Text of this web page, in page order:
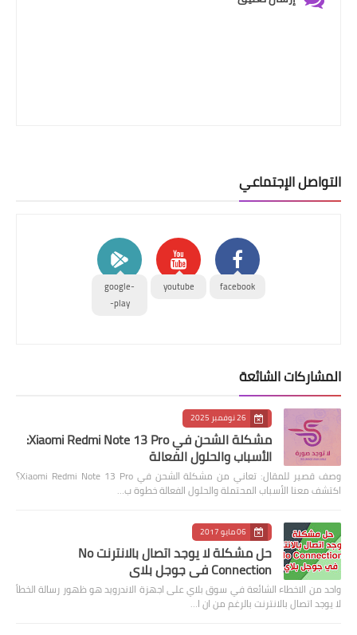
التواصل الإجتماعي
facebook
youtube
google-
play-
المشاركات الشائعة
26 نوفمبر 2025
مشكلة الشحن في Xiaomi Redmi Note 13 Pro:
الأسباب والحلول الفعالة
وصف قصير للمقال: تعاني من مشكلة الشحن في Xiaomi Redmi Note 13 Pro؟
اكتشف معنا الأسباب المحتملة والحلول الفعالة خطوة ب…
06 مايو 2017
حل مشكلة لا يوجد اتصال بالانترنت No
Connection في جوجل بلاي
واحد من الاخطاء الشائعة في سوق بلاي على اجهزة الاندرويد هو ظهور رسالة الخطأ
لا يوجد اتصال بالانترنت بالرغم من ان ا…